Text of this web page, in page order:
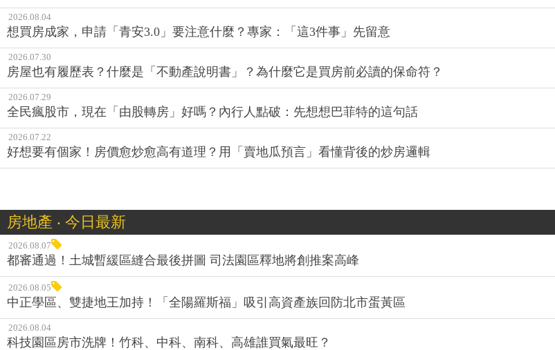
2026.08.04
想買房成家，申請「青安3.0」要注意什麼？專家：「這3件事」先留意
2026.07.30
房屋也有履歷表？什麼是「不動產說明書」？為什麼它是買房前必讀的保命符？
2026.07.29
全民瘋股市，現在「由股轉房」好嗎？內行人點破：先想想巴菲特的這句話
2026.07.22
好想要有個家！房價愈炒愈高有道理？用「賣地瓜預言」看懂背後的炒房邏輯
房地產 ‧ 今日最新
2026.08.07
都審通過！土城暫緩區縫合最後拼圖 司法園區釋地將創推案高峰
2026.08.05
中正學區、雙捷地王加持！「全陽羅斯福」吸引高資產族回防北市蛋黃區
2026.08.04
科技園區房市洗牌！竹科、中科、南科、高雄誰買氣最旺？